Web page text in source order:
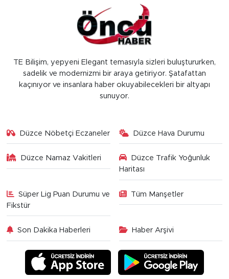
TE Bilişim, yepyeni Elegant temasıyla sizleri buluştururken,
sadelik ve modernizmi bir araya getiriyor. Şatafattan
kaçınıyor ve insanlara haber okuyabilecekleri bir altyapı
sunuyor.
Düzce Nöbetçi Eczaneler Düzce Hava Durumu
Düzce Namaz Vakitleri
Düzce Trafik Yoğunluk
Haritası
Süper Lig Puan Durumu ve
Fikstür
Tüm Manşetler
Son Dakika Haberleri Haber Arşivi